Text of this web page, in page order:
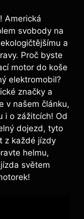
Americká
svobody na
a
Proč byste
motor do koše
elektromobil?
značky a
v našem článku,
i o zážitcích! Od
dojezd, tyto
z každé jízdy
helmu,
světem